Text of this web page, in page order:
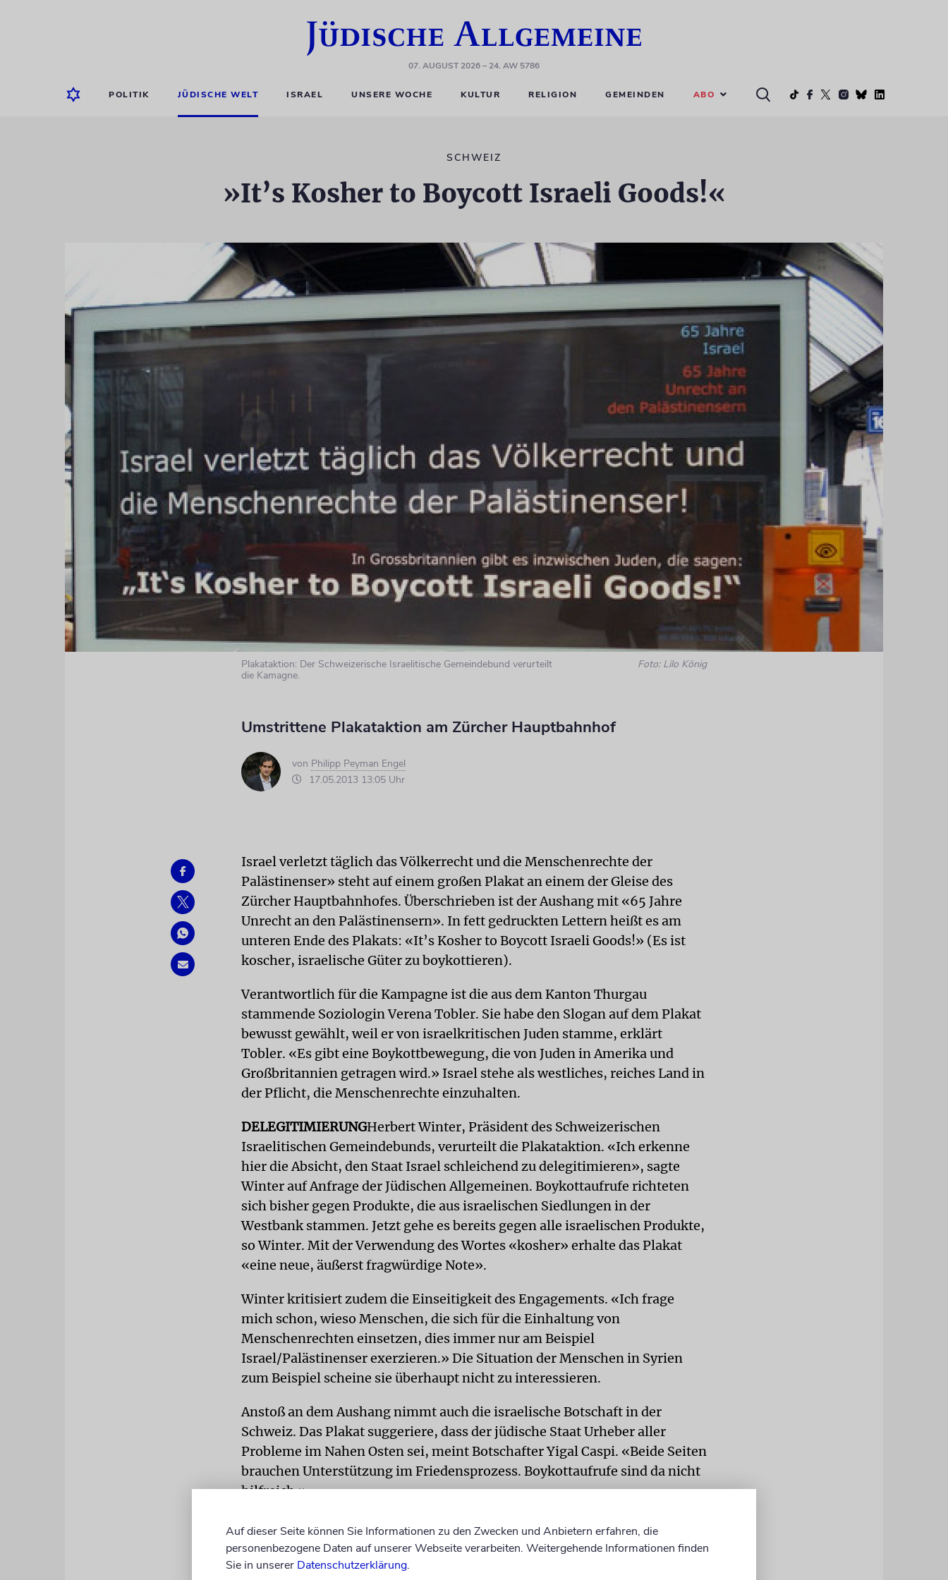
07. AUGUST 2026– 24. AW 5786
POLITIK JÜDISCHE WELT ISRAEL UNSERE WOCHE KULTUR RELIGION GEMEINDEN ABO
SCHWEIZ
»It’s Kosher to Boycott Israeli Goods!«
Plakataktion: Der Schweizerische Israelitische Gemeindebund verurteilt
die Kamagne.
Foto: Lilo König
Umstrittene Plakataktion am Zürcher Hauptbahnhof
von Philipp Peyman Engel
17.05.2013 13:05 Uhr
Israel verletzt täglich das Völkerrecht und die Menschenrechte der
Palästinenser» steht auf einem großen Plakat an einem der Gleise des
Zürcher Hauptbahnhofes. Überschrieben ist der Aushang mit «65 Jahre
Unrecht an den Palästinensern». In fett gedruckten Lettern heißt es am
unteren Ende des Plakats: «It’s Kosher to Boycott Israeli Goods!» (Es ist
koscher, israelische Güter zu boykottieren).
Verantwortlich für die Kampagne ist die aus dem Kanton Thurgau
stammende Soziologin Verena Tobler. Sie habe den Slogan auf dem Plakat
bewusst gewählt, weil er von israelkritischen Juden stamme, erklärt
Tobler. «Es gibt eine Boykottbewegung, die von Juden in Amerika und
Großbritannien getragen wird.» Israel stehe als westliches, reiches Land in
der Pflicht, die Menschenrechte einzuhalten.
DELEGITIMIERUNGHerbert Winter, Präsident des Schweizerischen
Israelitischen Gemeindebunds, verurteilt die Plakataktion. «Ich erkenne
hier die Absicht, den Staat Israel schleichend zu delegitimieren», sagte
Winter auf Anfrage der Jüdischen Allgemeinen. Boykottaufrufe richteten
sich bisher gegen Produkte, die aus israelischen Siedlungen in der
Westbank stammen. Jetzt gehe es bereits gegen alle israelischen Produkte,
so Winter. Mit der Verwendung des Wortes «kosher» erhalte das Plakat
«eine neue, äußerst fragwürdige Note».
Winter kritisiert zudem die Einseitigkeit des Engagements. «Ich frage
mich schon, wieso Menschen, die sich für die Einhaltung von
Menschenrechten einsetzen, dies immer nur am Beispiel
Israel/Palästinenser exerzieren.» Die Situation der Menschen in Syrien
zum Beispiel scheine sie überhaupt nicht zu interessieren.
Anstoß an dem Aushang nimmt auch die israelische Botschaft in der
Schweiz. Das Plakat suggeriere, dass der jüdische Staat Urheber aller
Probleme im Nahen Osten sei, meint Botschafter Yigal Caspi. «Beide Seiten
brauchen Unterstützung im Friedensprozess. Boykottaufrufe sind da nicht
hilfreich.»
Zuletzt hatte im März 2009 eine israelfeindliche Kampagne am Zürcher
Hauptbahnhof für Kontroversen gesorgt. «Israel: mit Gewalt errichtet auf
dem Boden der Palästinenser» hieß es darauf und: «Unrecht verlangt
Auf dieser Seite können Sie Informationen zu den Zwecken und Anbietern erfahren, die
personenbezogene Daten auf unserer Webseite verarbeiten. Weitergehende Informationen finden
Sie in unserer Datenschutzerklärung.